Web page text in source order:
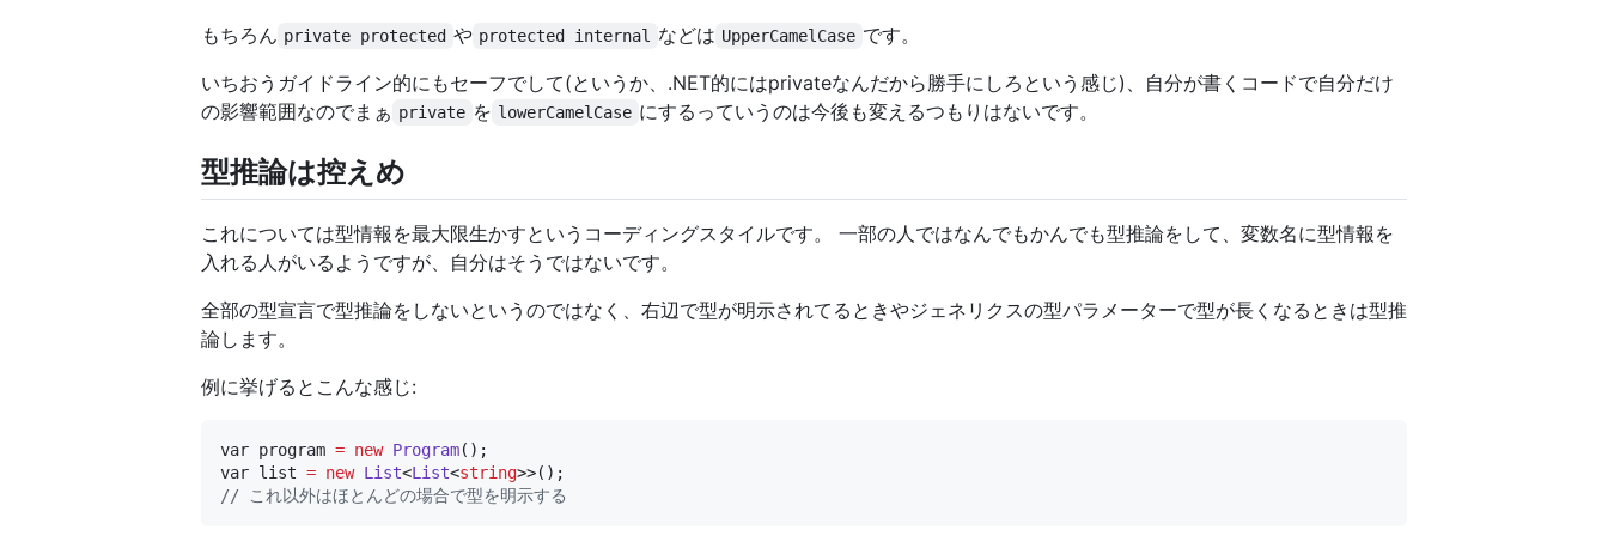
もちろん private protected や protected internal などは UpperCamelCase です。
いちおうガイドライン的にもセーフでして(というか、.NET的にはprivateなんだから勝手にしろという感じ)、自分が書くコードで自分だけ
の影響範囲なのでまぁ private を lowerCamelCase にするっていうのは今後も変えるつもりはないです。
型推論は控えめ
これについては型情報を最大限生かすというコーディングスタイルです。 一部の人ではなんでもかんでも型推論をして、変数名に型情報を
入れる人がいるようですが、自分はそうではないです。
全部の型宣言で型推論をしないというのではなく、右辺で型が明示されてるときやジェネリクスの型パラメーターで型が長くなるときは型推
論します。
例に挙げるとこんな感じ:
var program = new Program
var list = new List<List<string
// これ以外はほとんどの場合で型を明示する